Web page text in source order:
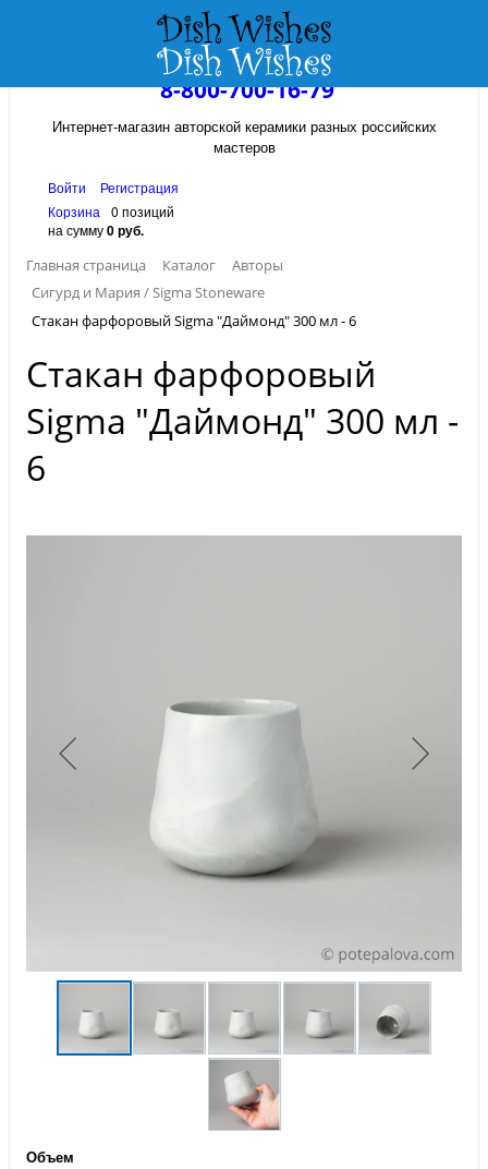
8-800-700-16-79
Интернет-магазин авторской керамики разных российских
мастеров
Войти
Регистрация
Корзина
0 позиций
на сумму0 руб.
Главная страница
Каталог
Авторы
Сигурд и Мария / Sigma Stoneware
Стакан фарфоровый Sigma "Даймонд" 300 мл - 6
Стакан фарфоровый
Sigma "Даймонд" 300 мл -
6
Объем